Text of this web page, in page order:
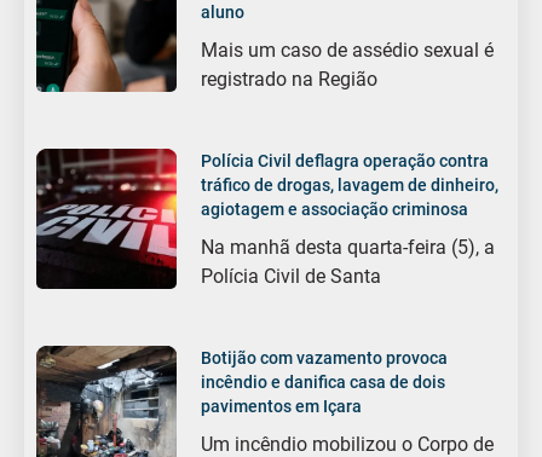
aluno
Mais um caso de assédio sexual é
registrado na Região
Polícia Civil deflagra operação contra
tráfico de drogas, lavagem de dinheiro,
agiotagem e associação criminosa
Na manhã desta quarta-feira (5), a
Polícia Civil de Santa
Botijão com vazamento provoca
incêndio e danifica casa de dois
pavimentos em Içara
Um incêndio mobilizou o Corpo de